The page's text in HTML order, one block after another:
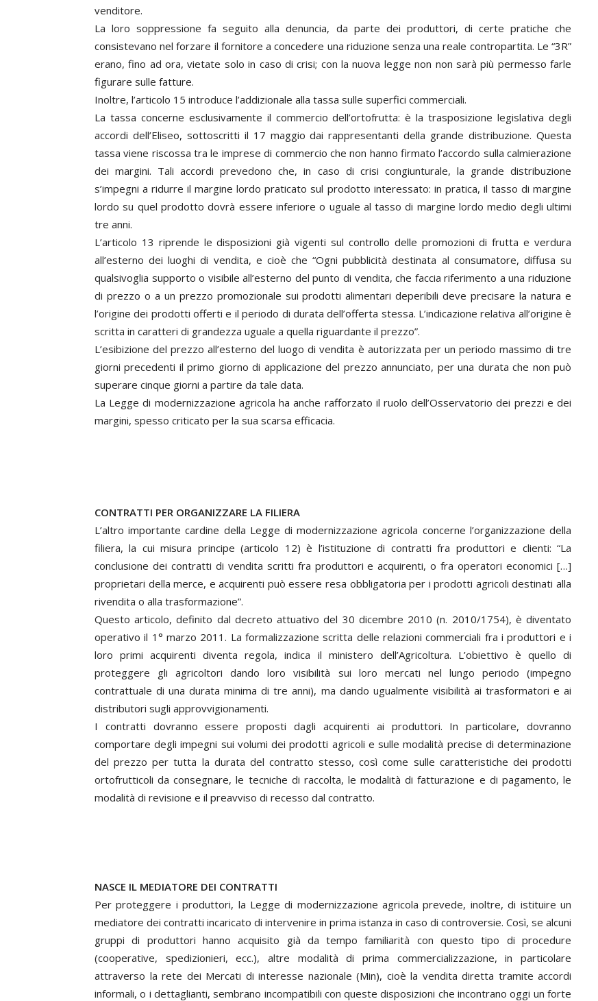
venditore.
La loro soppressione fa seguito alla denuncia, da parte dei produttori, di certe pratiche che
consistevano nel forzare il fornitore a concedere una riduzione senza una reale contropartita. Le “3R”
erano, fino ad ora, vietate solo in caso di crisi; con la nuova legge non non sarà più permesso farle
figurare sulle fatture.
Inoltre, l’articolo 15 introduce l’addizionale alla tassa sulle superfici commerciali.
La tassa concerne esclusivamente il commercio dell’ortofrutta: è la trasposizione legislativa degli
accordi dell’Eliseo, sottoscritti il 17 maggio dai rappresentanti della grande distribuzione. Questa
tassa viene riscossa tra le imprese di commercio che non hanno firmato l’accordo sulla calmierazione
dei margini. Tali accordi prevedono che, in caso di crisi congiunturale, la grande distribuzione
s’impegni a ridurre il margine lordo praticato sul prodotto interessato: in pratica, il tasso di margine
lordo su quel prodotto dovrà essere inferiore o uguale al tasso di margine lordo medio degli ultimi
tre anni.
L’articolo 13 riprende le disposizioni già vigenti sul controllo delle promozioni di frutta e verdura
all’esterno dei luoghi di vendita, e cioè che “Ogni pubblicità destinata al consumatore, diffusa su
qualsivoglia supporto o visibile all’esterno del punto di vendita, che faccia riferimento a una riduzione
di prezzo o a un prezzo promozionale sui prodotti alimentari deperibili deve precisare la natura e
l’origine dei prodotti offerti e il periodo di durata dell’offerta stessa. L’indicazione relativa all’origine è
scritta in caratteri di grandezza uguale a quella riguardante il prezzo”.
L’esibizione del prezzo all’esterno del luogo di vendita è autorizzata per un periodo massimo di tre
giorni precedenti il primo giorno di applicazione del prezzo annunciato, per una durata che non può
superare cinque giorni a partire da tale data.
La Legge di modernizzazione agricola ha anche rafforzato il ruolo dell’Osservatorio dei prezzi e dei
margini, spesso criticato per la sua scarsa efficacia.
CONTRATTI PER ORGANIZZARE LA FILIERA
L’altro importante cardine della Legge di modernizzazione agricola concerne l’organizzazione della
filiera, la cui misura principe (articolo 12) è l’istituzione di contratti fra produttori e clienti: “La
conclusione dei contratti di vendita scritti fra produttori e acquirenti, o fra operatori economici […]
proprietari della merce, e acquirenti può essere resa obbligatoria per i prodotti agricoli destinati alla
rivendita o alla trasformazione”.
Questo articolo, definito dal decreto attuativo del 30 dicembre 2010 (n. 2010/1754), è diventato
operativo il 1° marzo 2011. La formalizzazione scritta delle relazioni commerciali fra i produttori e i
loro primi acquirenti diventa regola, indica il ministero dell’Agricoltura. L’obiettivo è quello di
proteggere gli agricoltori dando loro visibilità sui loro mercati nel lungo periodo (impegno
contrattuale di una durata minima di tre anni), ma dando ugualmente visibilità ai trasformatori e ai
distributori sugli approvvigionamenti.
I contratti dovranno essere proposti dagli acquirenti ai produttori. In particolare, dovranno
comportare degli impegni sui volumi dei prodotti agricoli e sulle modalità precise di determinazione
del prezzo per tutta la durata del contratto stesso, così come sulle caratteristiche dei prodotti
ortofrutticoli da consegnare, le tecniche di raccolta, le modalità di fatturazione e di pagamento, le
modalità di revisione e il preavviso di recesso dal contratto.
NASCE IL MEDIATORE DEI CONTRATTI
Per proteggere i produttori, la Legge di modernizzazione agricola prevede, inoltre, di istituire un
mediatore dei contratti incaricato di intervenire in prima istanza in caso di controversie. Così, se alcuni
gruppi di produttori hanno acquisito già da tempo familiarità con questo tipo di procedure
(cooperative, spedizionieri, ecc.), altre modalità di prima commercializzazione, in particolare
attraverso la rete dei Mercati di interesse nazionale (Min), cioè la vendita diretta tramite accordi
informali, o i dettaglianti, sembrano incompatibili con queste disposizioni che incontrano oggi un forte